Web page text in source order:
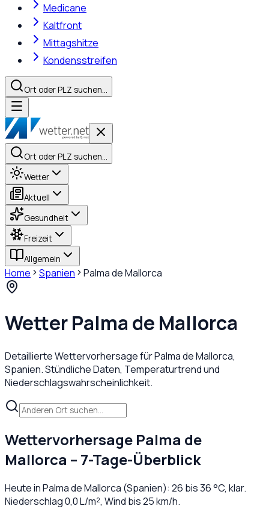
Medicane
Kaltfront
Mittagshitze
Kondensstreifen
Ort oder PLZ suchen…
Ort oder PLZ suchen…
Wetter
Aktuell
Gesundheit
Freizeit
Allgemein
Home Spanien Palma de Mallorca
WetterPalma de Mallorca
Detaillierte Wettervorhersage fürPalma de Mallorca,
Spanien. Stündliche Daten, Temperaturtrend und
Niederschlagswahrscheinlichkeit.
Wettervorhersage Palma de
Mallorca – 7-Tage-Überblick
Heute inPalma de Mallorca (Spanien): 26 bis36°C, klar.
Niederschlag0,0L/m², Wind bis25km/h.